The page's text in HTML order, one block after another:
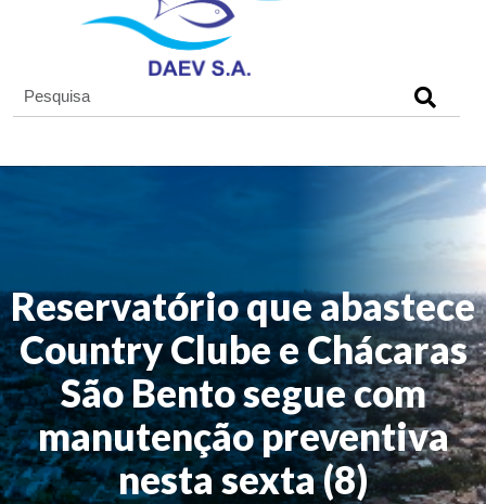
Reservatório que abastece
Country Clube e Chácaras
São Bento segue com
manutenção preventiva
nesta sexta (8)